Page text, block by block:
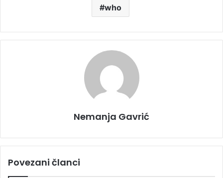
who
Nemanja Gavrić
Povezani članci